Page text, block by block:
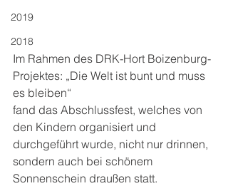
2019
2018
Im Rahmen des DRK-Hort Boizenburg-
Projektes: „Die Welt ist bunt und muss
es bleiben“
fand das Abschlussfest, welches von
den Kindern organisiert und
durchgeführt wurde, nicht nur drinnen,
sondern auch bei schönem
Sonnenschein draußen statt.